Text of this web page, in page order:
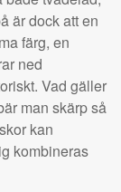
är dock att en
färg, en
ned
Vad gäller
man skärp så
kan
kombineras